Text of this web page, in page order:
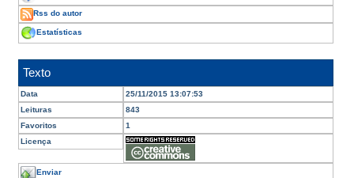
Rss do autor
Estatísticas
Texto
Data
25/11/2015 13:07:53
Leituras
843
Favoritos
1
Licença
Enviar